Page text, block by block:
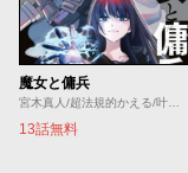
魔女と傭兵
13話無料